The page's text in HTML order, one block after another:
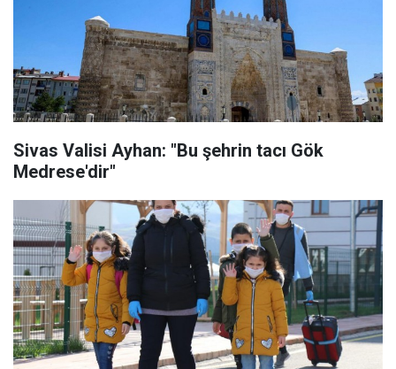
Sivas Valisi Ayhan: "Bu şehrin tacı Gök
Medrese'dir"